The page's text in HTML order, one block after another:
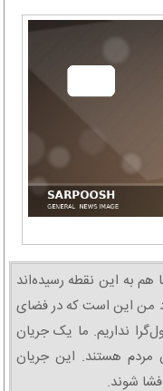
به این نقطه رسیده‌اند
من این است که در فضای
نداریم. ما یک جریان
مردم هستند. این جریان
شوند.